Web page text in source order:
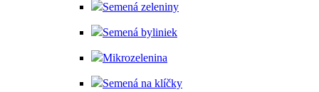
Semená zeleniny
Semená byliniek
Mikrozelenina
Semená na klíčky